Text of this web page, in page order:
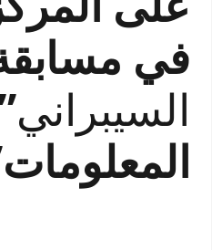
في
السيبراني